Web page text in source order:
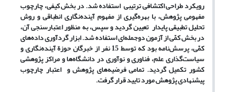
رویکرد طراحی اکتشافی ترتیبی استفاده شد. در بخش کیفی، چارچوب
مفهومی پژوهش، با بهرهگیری از مفهوم آیندهنگاری انطباقی و روش
تحلیل تطبیقی پایدار تعیین گردید و سپس، به منظور اعتبارسنجی آن،
در بخش کمّی از آزمون دوجملهای استفاده شد. ابزار گردآوری دادههای
کمّی، پرسشنامه بود که توسط 15 نفر از خبرگان حوزة آینده نگاری و
سیاستگذاری علم، فناوری و نوآوری در دانشگاهها و مراکز پژوهشی
کشور تکمیل گردید. تمامی فرضیههای پژوهش و اعتبار چارچوب
پیشنهادی پژوهش مورد تایید قرار گرفت.